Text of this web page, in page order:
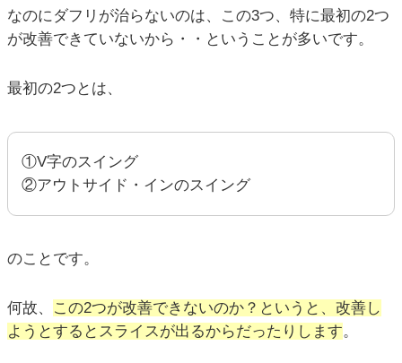
なのにダフリが治らないのは、この3つ、特に最初の2つ
が改善できていないから・・ということが多いです。
最初の2つとは、
①V字のスイング
②アウトサイド・インのスイング
のことです。
何故、
この2つが改善できないのか？というと、改善し
ようとするとスライスが出るからだったりします。